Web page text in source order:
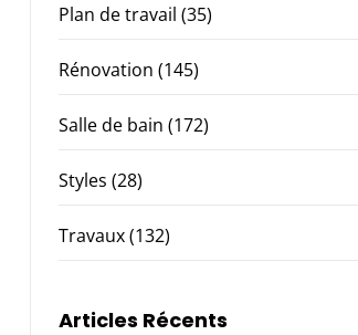
Plan de travail (35)
Rénovation (145)
Salle de bain (172)
Styles (28)
Travaux(132)
Articles Récents